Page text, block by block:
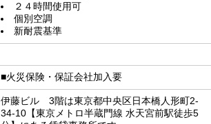
２４時間使用可
個別空調
新耐震基準
■火災保険・保証会社加入要
伊藤ビル 3階は東京都中央区日本橋人形町2-
34-10【東京メトロ半蔵門線 水天宮前駅徒歩5